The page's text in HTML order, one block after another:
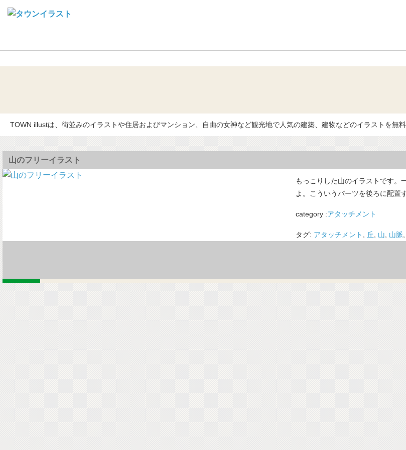
TOWN illustは、街並みのイラストや住居およびマンション、自由の女神など観光地で人気の建築、建物などのイラストを無
山のフリーイラスト
もっこりした山のイラストです。
よ。こういうパーツを後ろに配置
category :アタッチメント
タグ: アタッチメント , 丘, 山, 山脈,